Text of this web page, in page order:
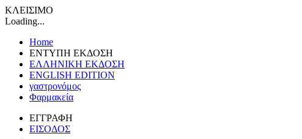
ΚΛΕΙΣΙΜΟ
Loading...
Home
ΕΝΤΥΠΗ ΕΚΔΟΣΗ
ΕΛΛΗΝΙΚΗ ΕΚΔΟΣΗ
ENGLISH EDITION
γαστρονόμος
Φαρμακεία
ΕΓΓΡΑΦΗ
ΕΙΣΟΔΟΣ